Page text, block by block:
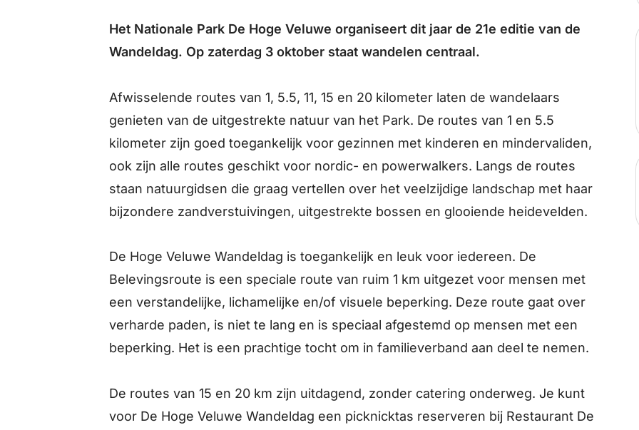
Het Nationale Park De Hoge Veluwe organiseert dit jaar de 21e editie van de
Wandeldag. Op zaterdag 3 oktober staat wandelen centraal.
Afwisselende routes van 1, 5.5, 11, 15 en 20 kilometer laten de wandelaars
genieten van de uitgestrekte natuur van het Park. De routes van 1 en 5.5
kilometer zijn goed toegankelijk voor gezinnen met kinderen en mindervaliden,
ook zijn alle routes geschikt voor nordic- en powerwalkers. Langs de routes
staan natuurgidsen die graag vertellen over het veelzijdige landschap met haar
bijzondere zandverstuivingen, uitgestrekte bossen en glooiende heidevelden.
De Hoge Veluwe Wandeldag is toegankelijk en leuk voor iedereen. De
Belevingsroute is een speciale route van ruim 1 km uitgezet voor mensen met
een verstandelijke, lichamelijke en/of visuele beperking. Deze route gaat over
verharde paden, is niet te lang en is speciaal afgestemd op mensen met een
beperking. Het is een prachtige tocht om in familieverband aan deel te nemen.
De routes van 15 en 20 km zijn uitdagend, zonder catering onderweg. Je kunt
voor De Hoge Veluwe Wandeldag een picknicktas reserveren bij Restaurant De